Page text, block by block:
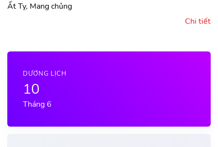
Ất Tỵ, Mang chủng
Chi tiết
DƯƠNG LỊCH
10
Tháng 6